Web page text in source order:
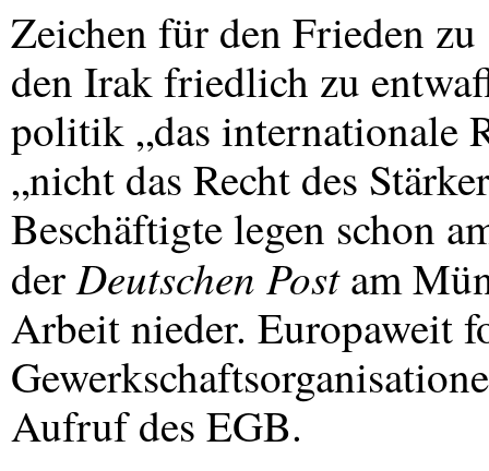
Zeichen für den Frieden zu
den Irak friedlich zu
politik „das internationale
„nicht das Recht des
Beschäftigte legen schon
derDeutschen Postam
Arbeit nieder. Europaweit
Aufruf des EGB.